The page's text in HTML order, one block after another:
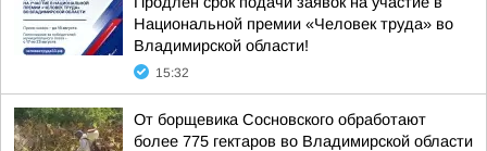
Национальной премии «Человек труда» во
Владимирской области!
15:32
От борщевика Сосновского обработают
более 775 гектаров во Владимирской области